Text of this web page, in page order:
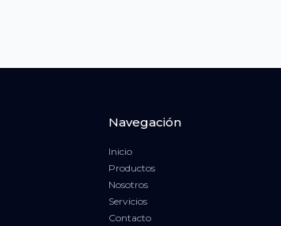
Navegación
Inicio
Productos
Nosotros
Servicios
Contacto